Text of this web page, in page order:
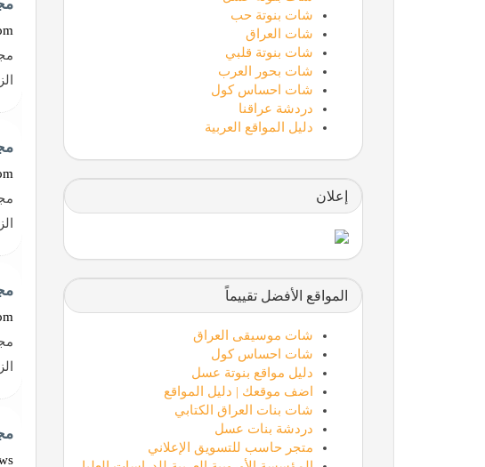
شات بنوتة حب
شات العراق
شات بنوتة قلبي
شات بحور العرب
شات احساس كول
دردشة عراقنا
دليل المواقع العربية
إعلان
المواقع الأفضل تقييماً
شات موسيقى العراق
شات احساس كول
دليل مواقع بنوتة عسل
اضف موقعك | دليل المواقع
شات بنات العراق الكتابي
دردشة بنات عسل
متجر حاسب للتسويق الإعلاني